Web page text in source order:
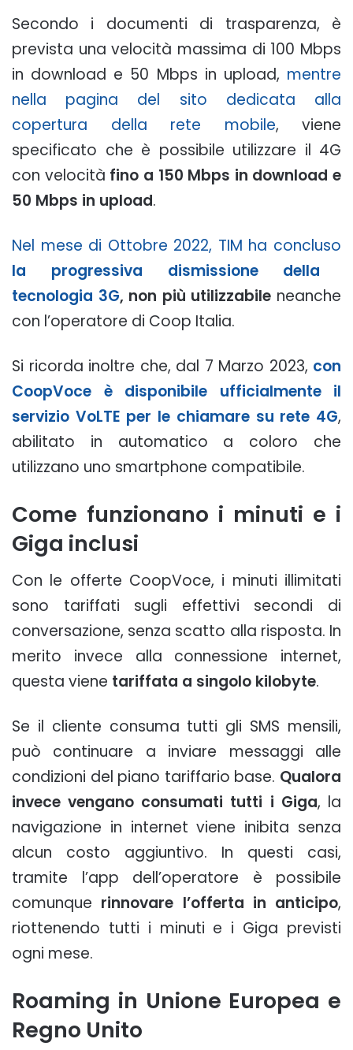
Secondo i documenti di trasparenza, è
prevista una velocità massima di 100 Mbps
in download e 50 Mbps in upload, mentre
nella pagina del sito dedicata alla
copertura della rete mobile, viene
specificato che è possibile utilizzare il 4G
con velocità fino a 150 Mbps in download e
50 Mbps in upload.
Nel mese di Ottobre 2022, TIM ha concluso
la progressiva dismissione della
tecnologia 3G, non più utilizzabile neanche
con l’operatore di Coop Italia.
Si ricorda inoltre che, dal 7 Marzo 2023, con
CoopVoce è disponibile ufficialmente il
servizio VoLTE per le chiamare su rete 4G,
abilitato in automatico a coloro che
utilizzano uno smartphone compatibile.
Come funzionano i minuti e i
Giga inclusi
Con le offerte CoopVoce, i minuti illimitati
sono tariffati sugli effettivi secondi di
conversazione, senza scatto alla risposta. In
merito invece alla connessione internet,
questa viene tariffata a singolo kilobyte.
Se il cliente consuma tutti gli SMS mensili,
può continuare a inviare messaggi alle
condizioni del piano tariffario base. Qualora
invece vengano consumati tutti i Giga, la
navigazione in internet viene inibita senza
alcun costo aggiuntivo. In questi casi,
tramite l’app dell’operatore è possibile
comunque rinnovare l’offerta in anticipo,
riottenendo tutti i minuti e i Giga previsti
ogni mese.
Roaming in Unione Europea e
Regno Unito